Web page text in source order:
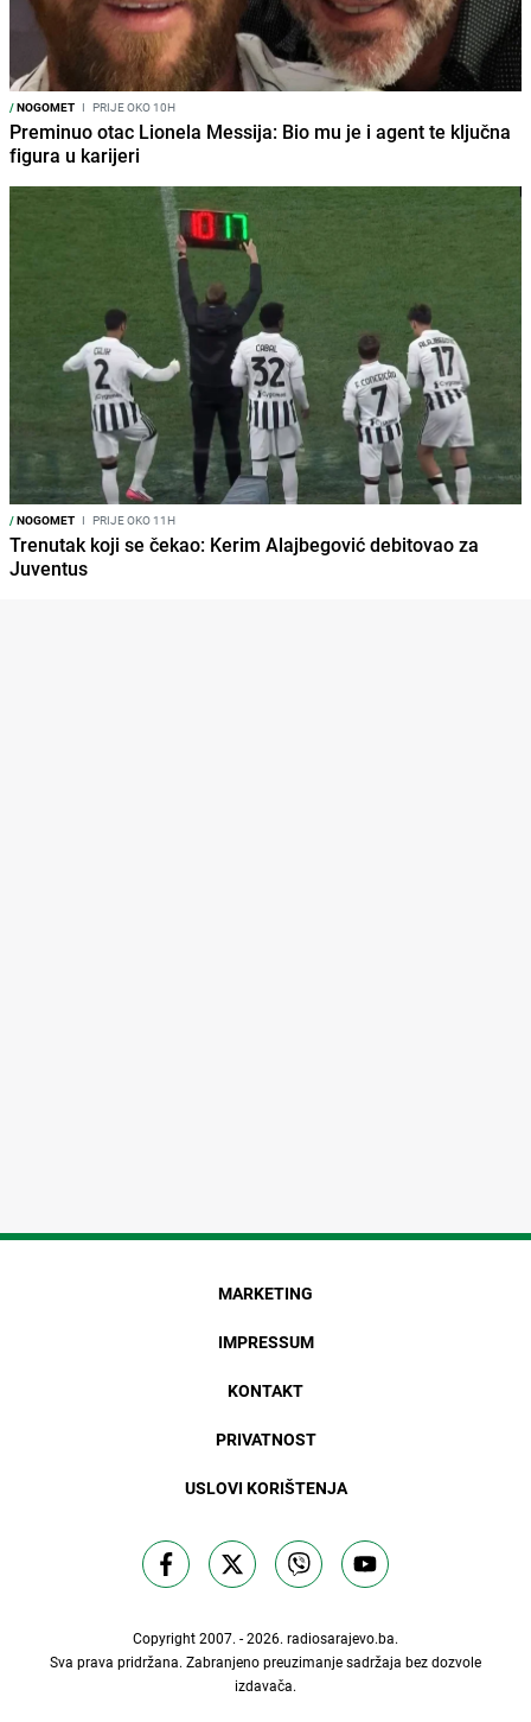
/NOGOMET I PRIJE OKO 10H
Preminuo otac Lionela Messija: Bio mu je i agent te ključna
figura u karijeri
/NOGOMET I PRIJE OKO 11H
Trenutak koji se čekao: Kerim Alajbegović debitovao za
Juventus
MARKETING
IMPRESSUM
KONTAKT
PRIVATNOST
USLOVI KORIŠTENJA
Copyright 2007. - 2026. radiosarajevo.ba.
Sva prava pridržana. Zabranjeno preuzimanje sadržaja bez dozvole
izdavača.